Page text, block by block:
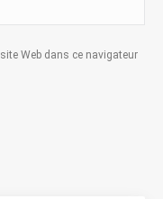
Web dans ce navigateur